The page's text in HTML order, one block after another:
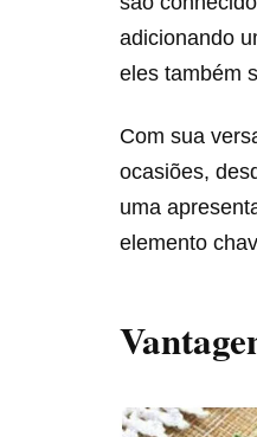
adicionando
eles também
Com sua
ocasiões,
uma
elemento